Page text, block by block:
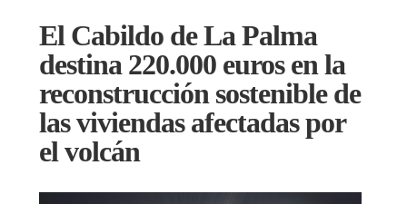
El Cabildo de La Palma
destina 220.000 euros en la
reconstrucción sostenible de
las viviendas afectadas por
el volcán